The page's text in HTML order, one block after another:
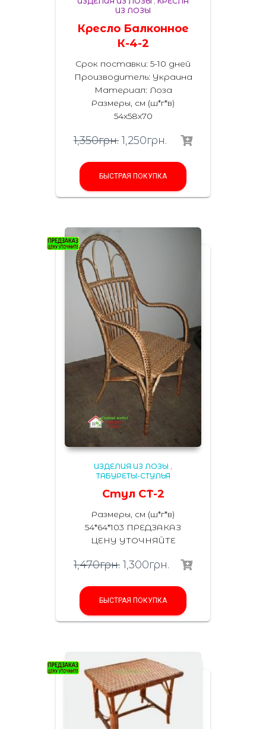
ИЗ ЛОЗЫ
Кресло Балконное
К-4-2
Срок поставки: 5-10 дней
Производитель: Украина
Материал: Лоза
Размеры, см (ш*г*в)
54х58х70
1,350грн. 1,250грн.
БЫСТРАЯ ПОКУПКА
ИЗДЕЛИЯ ИЗ ЛОЗЫ ,
ТАБУРЕТЫ-СТУЛЬЯ
Стул СТ-2
Размеры, см (ш*г*в)
54*64*103 ПРЕДЗАКАЗ
ЦЕНУ УТОЧНЯЙТЕ
1,470грн. 1,300грн.
БЫСТРАЯ ПОКУПКА